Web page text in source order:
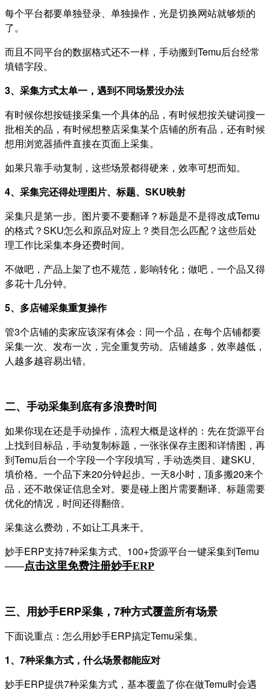
每个平台都要单独登录、单独操作，光是切换网站就够烦的
了。
而且不同平台的数据格式还不一样，手动搬到Temu后台经常
填错字段。
3、采集方式太单一，遇到不同场景没办法
有时候你想按链接采集一个具体的品，有时候想按关键词搜一
批相关的品，有时候想整店采集某个店铺的所有品，还有时候
想用浏览器插件直接在页面上采集。
如果只靠手动复制，这些场景都得硬来，效率可想而知。
4、采集完还得处理图片、标题、SKU映射
采集只是第一步。图片要不要翻译？标题是不是得改成Temu
的格式？SKU怎么和原品对应上？类目怎么匹配？这些后处
理工作比采集本身还费时间。
不做吧，产品上架了也不规范，影响转化；做吧，一个品又得
多花十几分钟。
5、多店铺采集重复操作
管3个店铺的卖家应该深有体会：同一个品，在每个店铺都要
采集一次、发布一次，完全重复劳动。店铺越多，效率越低，
人越多越容易出错。
二、手动采集到底有多浪费时间
如果你现在还是手动操作，流程大概是这样的：先在货源平台
上找到目标品，手动复制标题，一张张保存主图和详情图，再
到Temu后台一个字段一个字段填写，手动选类目、建SKU、
填价格。一个品下来20分钟起步。一天8小时，顶多搬20来个
品，还不敢保证信息全对。要是碰上图片需要翻译、标题需要
优化的情况，时间还得翻倍。
采集这么费劲，不如让工具来干。
妙手ERP支持7种采集方式、100+货源平台一键采集到Temu
——点击这里免费注册妙手ERP
三、用妙手ERP采集，7种方式覆盖所有场景
下面说重点：怎么用妙手ERP搞定Temu采集。
1、7种采集方式，什么场景都能应对
妙手ERP提供7种采集方式，基本覆盖了你在做Temu时会遇